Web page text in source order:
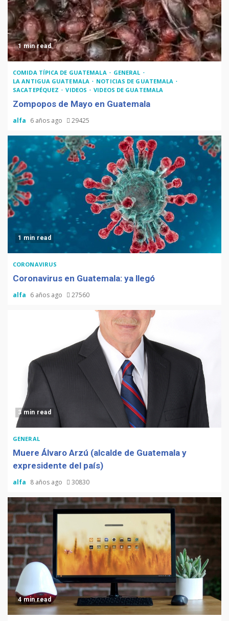
1 min read
COMIDA TÍPICA DE GUATEMALA
GENERAL
LA ANTIGUA GUATEMALA
NOTICIAS DE GUATEMALA
SACATEPÉQUEZ
VIDEOS VIDEOS DE GUATEMALA
Zompopos de Mayo en Guatemala
alfa 6 años ago 29425
1 min read
CORONAVIRUS
Coronavirus en Guatemala: ya llegó
alfa 6 años ago 27560
3 min read
GENERAL
Muere Álvaro Arzú (alcalde de Guatemala y
expresidente del país)
alfa 8 años ago 30830
4 min read